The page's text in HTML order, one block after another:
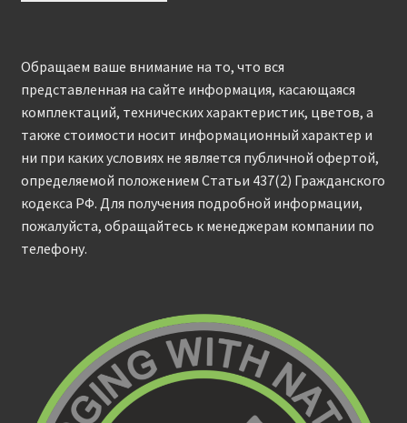
Обращаем ваше внимание на то, что вся
представленная на сайте информация, касающаяся
комплектаций, технических характеристик, цветов, а
также стоимости носит информационный характер и
ни при каких условиях не является публичной офертой,
определяемой положением Статьи 437(2) Гражданского
кодекса РФ. Для получения подробной информации,
пожалуйста, обращайтесь к менеджерам компании по
телефону.